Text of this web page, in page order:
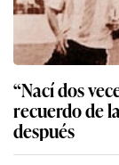
“Nací dos
recuerdo de
después